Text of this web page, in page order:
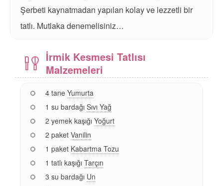
Şerbeti kaynatmadan yapılan kolay ve lezzetli bir
tatlı. Mutlaka denemelisiniz…
İrmik Kesmesi Tatlısı
Malzemeleri
4 tane Yumurta
1 su bardağı Sıvı Yağ
2 yemek kaşığı Yoğurt
2 paket Vanilin
1 paket Kabartma Tozu
1 tatlı kaşığı Tarçın
3 su bardağı Un